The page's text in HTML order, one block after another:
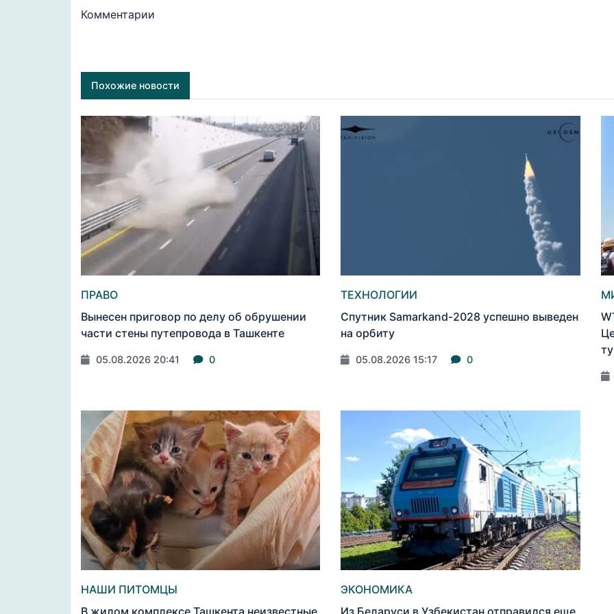
Комментарии
Похожие новости
ПРАВО
Вынесен приговор по делу об обрушении
части стены путепровода в Ташкенте
05.08.2026 20:41 0
ТЕХНОЛОГИИ
Спутник Samarkand-2028 успешно выведен
на орбиту
05.08.2026 15:17 0
НАШИ ПИТОМЦЫ
ЭКОНОМИКА